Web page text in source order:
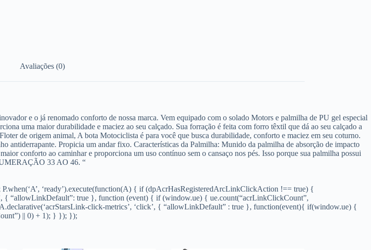
Avaliações (0)
e o já renomado conforto de nossa marca. Vem equipado com o solado Motors e palmilha de PU gel especial
uma maior durabilidade e maciez ao seu calçado. Sua forração é feita com forro têxtil que dá ao seu calçado a
de origem animal, A bota Motociclista é para você que busca durabilidade, conforto e maciez em seu coturno.
antiderrapante. Propicia um andar fixo. Características da Palmilha: Munido da palmilha de absorção de impacto
conforto ao caminhar e proporciona um uso contínuo sem o cansaço nos pés. Isso porque sua palmilha possui
33 AO 46. “
‘ready’).execute(function(A) { if (dpAcrHasRegisteredArcLinkClickAction !== true) {
{ “allowLinkDefault”: true }, function (event) { if (window.ue) { ue.count(“acrLinkClickCount”,
click-metrics’, ‘click’, { “allowLinkDefault” : true }, function(event){ if(window.ue) {
|| 0) + 1); } }); });